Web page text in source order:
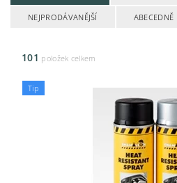
NEJPRODÁVANĚJŠÍ ABECEDNĚ
101 položek celkem
Tip